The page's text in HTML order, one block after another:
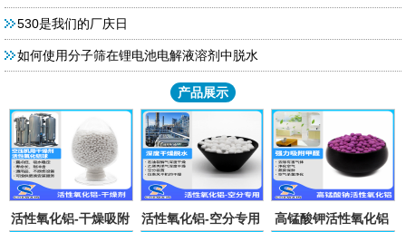
530是我们的厂庆日
如何使用分子筛在锂电池电解液溶剂中脱水
产品展示
活性氧化铝-干燥吸附
活性氧化铝-空分专用
高锰酸钾活性氧化铝